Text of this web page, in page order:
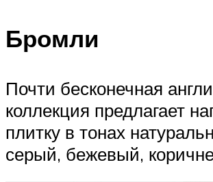
Бромли
Почти бесконечная
коллекция предлагает
плитку в тонах
серый, бежевый,